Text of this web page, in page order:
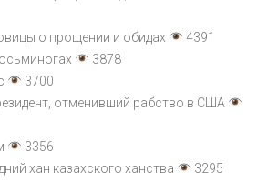
о прощении и обидах
4391
3878
3700
отменивший рабство в США
3356
хан казахского ханства
3295